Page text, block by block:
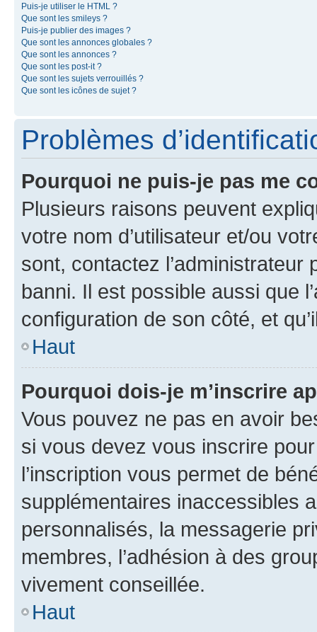
Puis-je utiliser le HTML ?
Que sont les smileys ?
Puis-je publier des images ?
Que sont les annonces globales ?
Que sont les annonces ?
Que sont les post-it ?
Que sont les sujets verrouillés ?
Que sont les icônes de sujet ?
Problèmes
Pourquoi ne puis-je pas me
Plusieurs raisons peuvent
votre nom d’utilisateur et/ou
sont, contactez l’administrateur
banni. Il est possible aussi que
configuration de son côté, et
Haut
Pourquoi dois-je m’inscrire
Vous pouvez ne pas en avoir
si vous devez vous inscrire
l’inscription vous permet de
supplémentaires inaccessibles
personnalisés, la messagerie
membres, l’adhésion à des
vivement conseillée.
Haut